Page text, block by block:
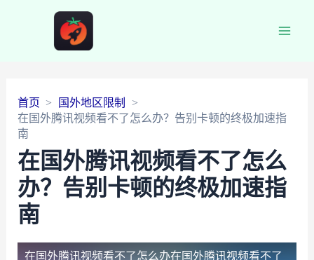
首页
国外地区限制
在国外腾讯视频看不了怎么办？告别卡顿的终极加速指
南
在国外腾讯视频看不了怎么
办？告别卡顿的终极加速指
南
在国外腾讯视频看不了怎么办在国外腾讯视频看不了